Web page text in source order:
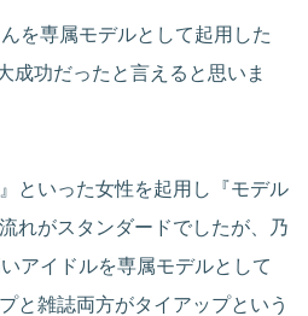
を専属モデルとして起用した
成功だったと言えると思いま
といった女性を起用し『モデル
れがスタンダードでしたが、乃
アイドルを専属モデルとして
と雑誌両方がタイアップという